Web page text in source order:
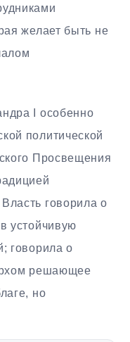
желает быть не
I особенно
политической
Просвещения
говорила о
устойчивую
говорила о
решающее
но